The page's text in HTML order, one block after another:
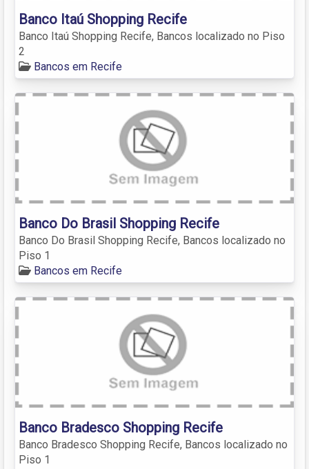
Banco Itaú Shopping Recife
Banco Itaú Shopping Recife, Bancos localizado no Piso
2
Bancos em Recife
Banco Do Brasil Shopping Recife
Banco Do Brasil Shopping Recife, Bancos localizado no
Piso 1
Bancos em Recife
Banco Bradesco Shopping Recife
Banco Bradesco Shopping Recife, Bancos localizado no
Piso 1